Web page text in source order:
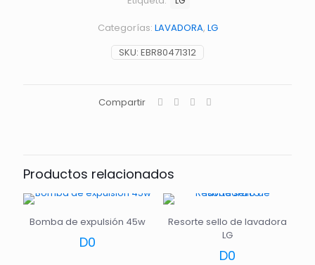
SKU: EBR80471312
Categorías: LAVADORA, LG
Compartir
Productos relacionados
Bomba de expulsión 45w
D0
Resorte sello de lavadora
LG
D0